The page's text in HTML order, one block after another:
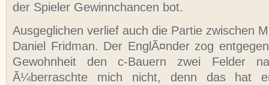
der Spieler Gewinnchancen bot.
Ausgeglichen verlief auch die Partie zwischen
Daniel Fridman. Der EnglÃ¤nder zog
Gewohnheit den c-Bauern zwei Felder
Ã¼berraschte mich nicht, denn das hat